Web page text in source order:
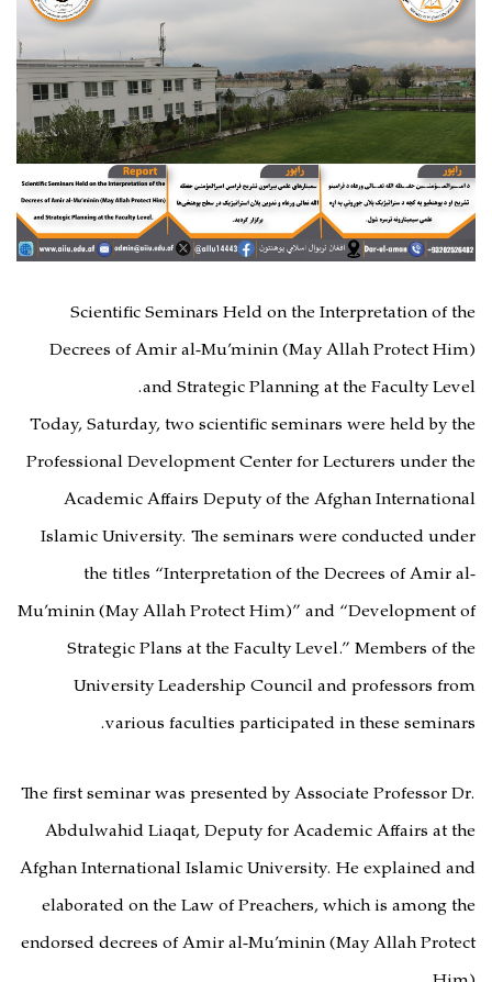
Scientific Seminars Held on the Interpretation of the
Decrees of Amir al-Mu’minin (May Allah Protect Him)
and Strategic Planning at the Faculty Level.
Today, Saturday, two scientific seminars were held by the
Professional Development Center for Lecturers under the
Academic Affairs Deputy of the Afghan International
Islamic University. The seminars were conducted under
the titles “Interpretation of the Decrees of Amir al-
Mu’minin (May Allah Protect Him)” and “Development of
Strategic Plans at the Faculty Level.” Members of the
University Leadership Council and professors from
various faculties participated in these seminars.
The first seminar was presented by Associate Professor Dr.
Abdulwahid Liaqat, Deputy for Academic Affairs at the
Afghan International Islamic University. He explained and
elaborated on the Law of Preachers, which is among the
endorsed decrees of Amir al-Mu’minin (May Allah Protect